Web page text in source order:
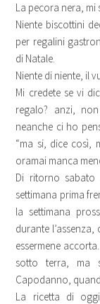
La pecora nera, mi
Niente biscottini
per regalini
di Natale.
Niente di niente, il
Mi credete se vi
regalo? anzi,
neanche ci ho
“ma si, dice così,
oramai manca
Di ritorno
settimana prima
la settimana
durante
essermene
sotto terra, ma
Capodanno,
La ricetta di